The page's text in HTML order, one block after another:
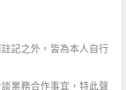
記之外，皆為本人自行
業務合作事宜，特此聲